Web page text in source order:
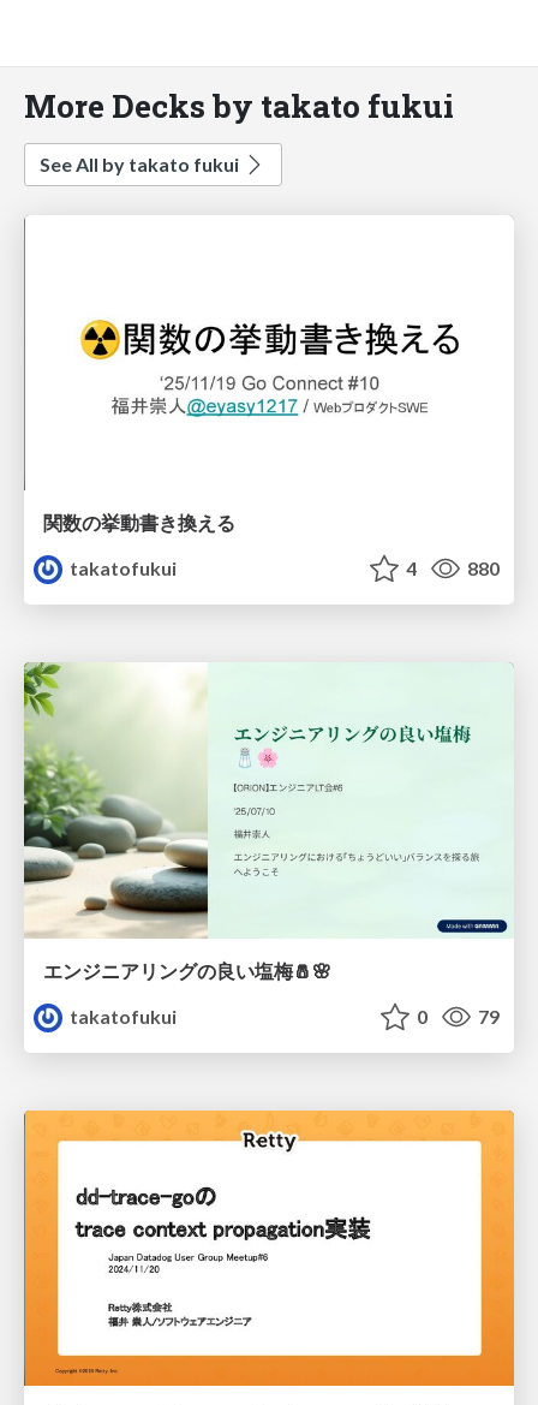
More Decks by takato fukui
See All by takato fukui
関数の挙動書き換える
takatofukui
4 880
エンジニアリングの良い塩梅🧂🌸
takatofukui
0 79